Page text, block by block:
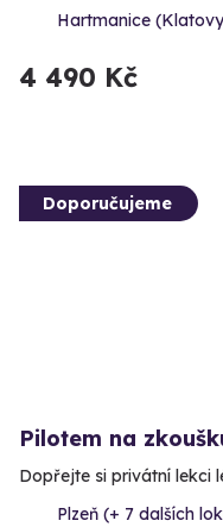
Hartmanice
4 490 Kč
Doporučujeme
Pilotem na
Dopřejte si privátní lekci
Plzeň (+ 7 dalších